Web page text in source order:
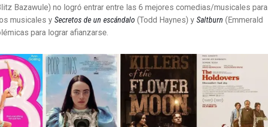
Bazawule) no logró entrar entre las 6 mejores comedias/musicales para
musicales y Secretos de un escándalo (Todd Haynes) y Saltburn (Emmerald
para lograr afianzarse.